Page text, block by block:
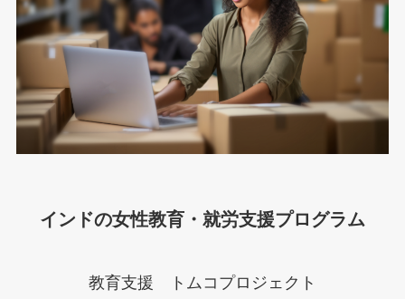
インドの女性教育・就労支援プログラム
教育支援 トムコプロジェクト